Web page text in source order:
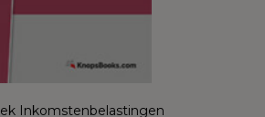
Inkomstenbelastingen